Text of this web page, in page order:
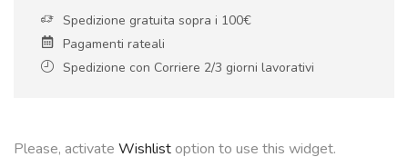
Spedizione gratuita sopra i 100€
Pagamenti rateali
Spedizione con Corriere 2/3 giorni lavorativi
Please, activate Wishlistoption to use this widget.